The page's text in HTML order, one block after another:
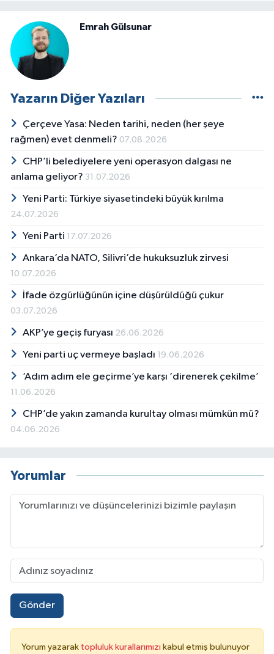
Emrah Gülsunar
Yazarın Diğer Yazıları
Çerçeve Yasa: Neden tarihi, neden (her şeye
rağmen) evet denmeli? 07.08.2026
CHP’li belediyelere yeni operasyon dalgası ne
anlama geliyor? 31.07.2026
Yeni Parti: Türkiye siyasetindeki büyük kırılma
24.07.2026
Yeni Parti 17.07.2026
Ankara’da NATO, Silivri’de hukuksuzluk zirvesi
10.07.2026
İfade özgürlüğünün içine düşürüldüğü çukur
03.07.2026
AKP’ye geçiş furyası 26.06.2026
Yeni parti uç vermeye başladı 19.06.2026
‘Adım adım ele geçirme’ye karşı ‘direnerek çekilme’
11.06.2026
CHP’de yakın zamanda kurultay olması mümkün mü?
04.06.2026
Yorumlar
Gönder
Yorum yazarak topluluk kurallarımızı kabul etmiş bulunuyor